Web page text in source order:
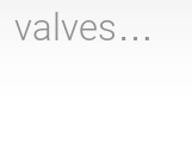
valves…